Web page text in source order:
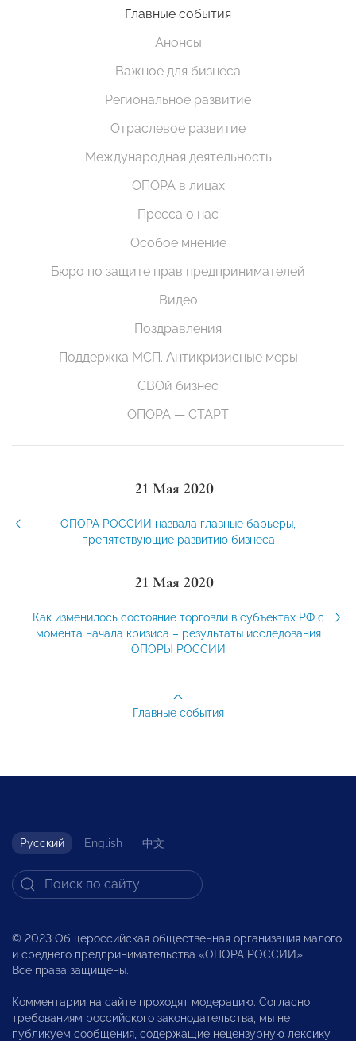
Главные события
Анонсы
Важное для бизнеса
Региональное развитие
Отраслевое развитие
Международная деятельность
ОПОРА в лицах
Пресса о нас
Особое мнение
Бюро по защите прав предпринимателей
Видео
Поздравления
Поддержка МСП. Антикризисные меры
СВОй бизнес
ОПОРА — СТАРТ
21 Мая 2020
ОПОРА РОССИИ назвала главные барьеры,
препятствующие развитию бизнеса
21 Мая 2020
Как изменилось состояние торговли в субъектах РФ с
момента начала кризиса – результаты исследования
ОПОРЫ РОССИИ
Главные события
Русский English 中文
© 2023 Общероссийская общественная организация малого
и среднего предпринимательства «ОПОРА РОССИИ».
Все права защищены.
Комментарии на сайте проходят модерацию. Согласно
требованиям российского законодательства, мы не
публикуем сообщения, содержащие нецензурную лексику